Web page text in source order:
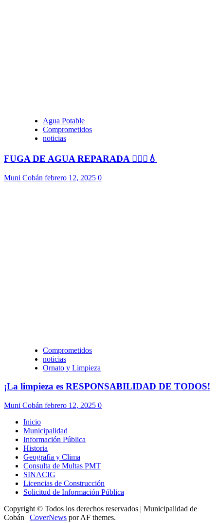
Agua Potable
Comprometidos
noticias
FUGA DE AGUA REPARADA 👷🏻‍♂️💧
Muni Cobán febrero 12, 2025 0
Comprometidos
noticias
Ornato y Limpieza
¡La limpieza es RESPONSABILIDAD DE TODOS!
Muni Cobán febrero 12, 2025 0
Inicio
Municipalidad
Información Pública
Historia
Geografía y Clima
Consulta de Multas PMT
SINACIG
Licencias de Construcción
Solicitud de Información Pública
Copyright © Todos los derechos reservados | Municipalidad de
Cobán | CoverNews por AF themes.